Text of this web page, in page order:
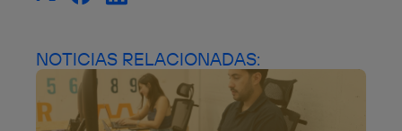
NOTICIAS RELACIONADAS: